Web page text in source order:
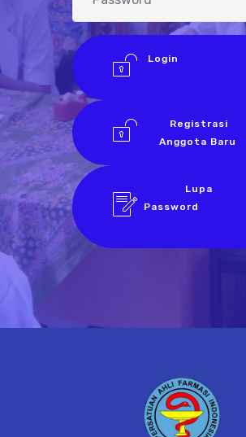
Login
Registrasi
Anggota Baru
Lupa
Password